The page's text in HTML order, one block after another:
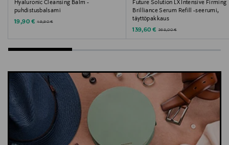
Hyaluronic Cleansing Balm -
puhdistusbalsami
Discounted Price
19,90 € Original Price
49,90 €
Future Solution LX Intensive Firming
Brilliance Serum Refill -seerumi,
täyttöpakkaus
Discounted Price
139,60 € Original Price
368,00 €